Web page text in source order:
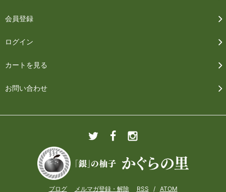
会員登録
ログイン
カートを見る
お問い合わせ
ブログ メルマガ登録・解除 RSS / ATOM